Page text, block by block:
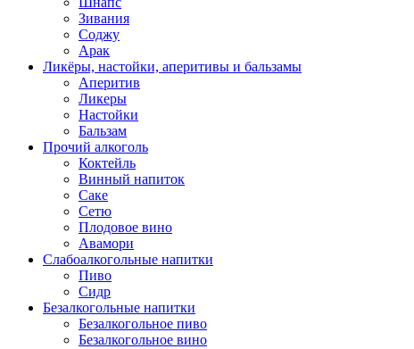
Зивания
Соджу
Арак
Ликёры, настойки, аперитивы и бальзамы
Аперитив
Ликеры
Настойки
Бальзам
Прочий алкоголь
Коктейль
Винный напиток
Саке
Сетю
Плодовое вино
Авамори
Слабоалкогольные напитки
Пиво
Сидр
Безалкогольные напитки
Безалкогольное пиво
Безалкогольное вино